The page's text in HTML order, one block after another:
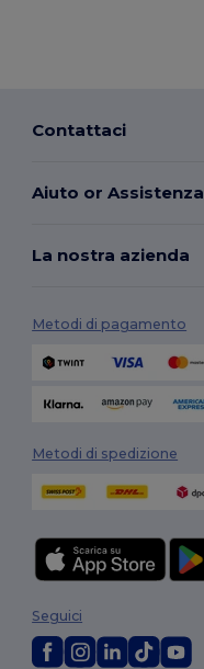
Contattaci
Aiuto or Assistenza
La nostra azienda
Metodi di pagamento
Metodi di spedizione
Seguici